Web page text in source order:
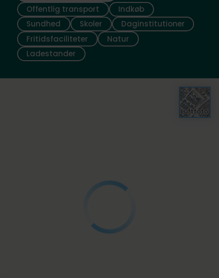
Offentlig transport
Indkøb
Sundhed
Skoler
Daginstitutioner
Fritidsfaciliteter
Natur
Ladestander
Luftfoto